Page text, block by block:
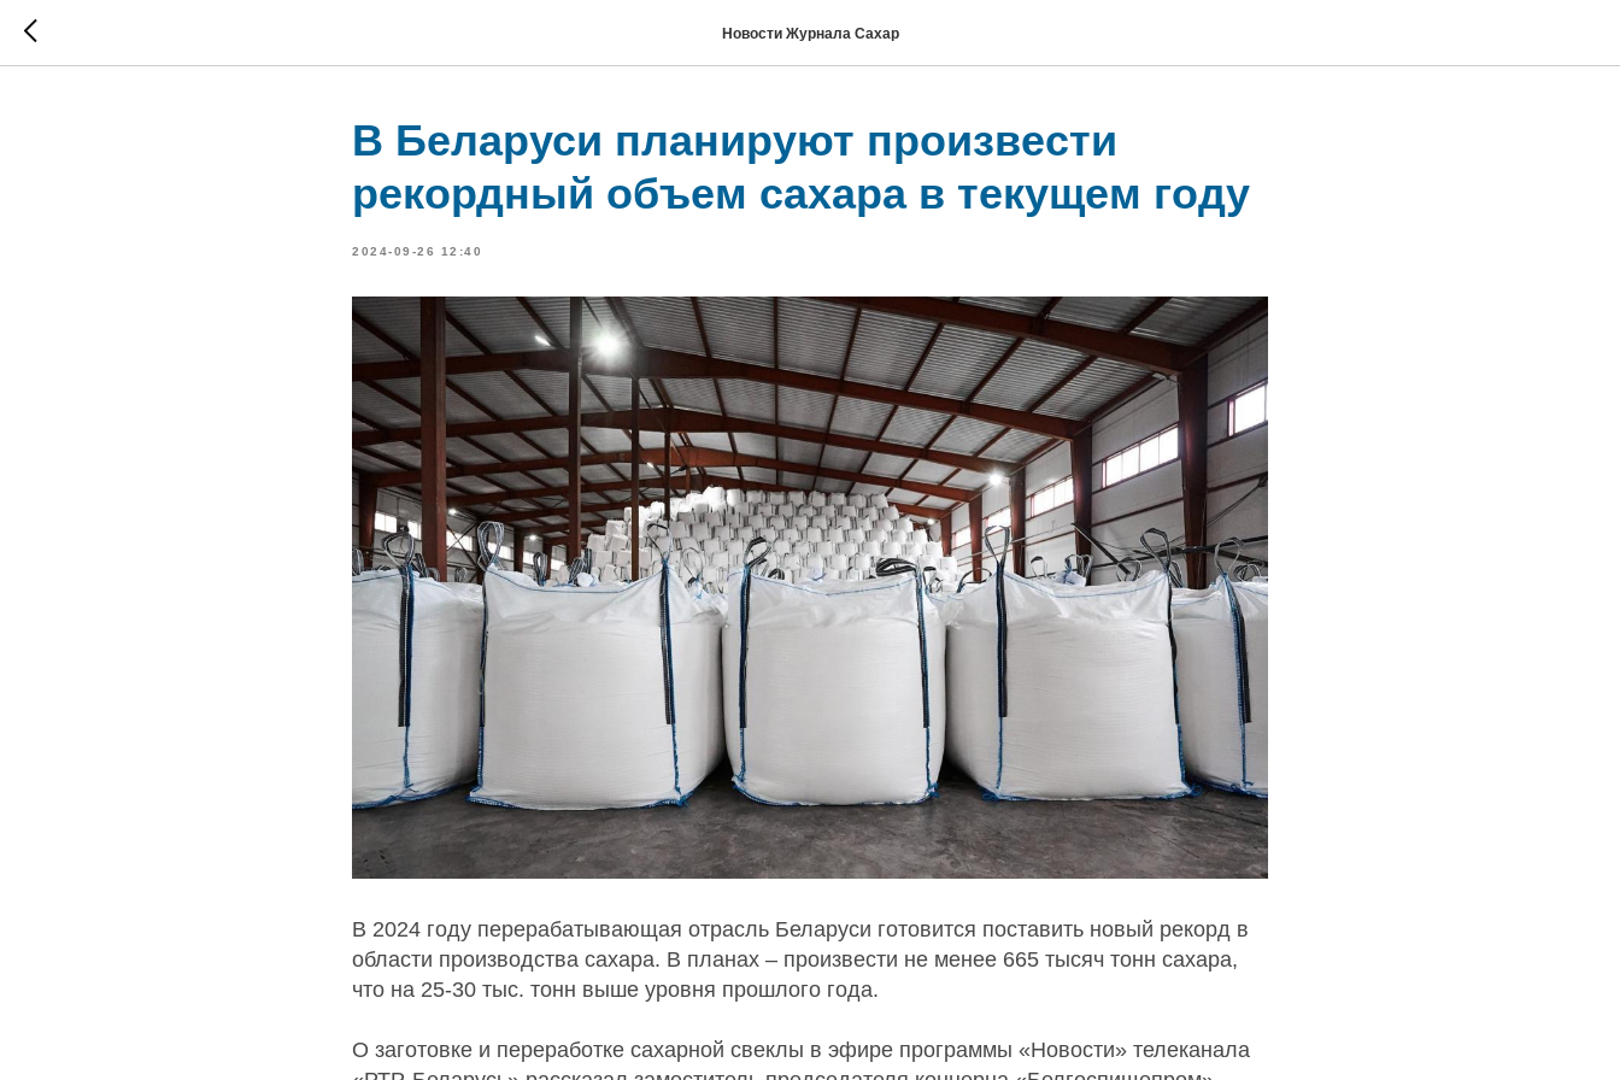
Новости Журнала Сахар
В Беларуси планируют произвести
рекордный объем сахара в текущем году
2024-09-26 12:40
В 2024 году перерабатывающая отрасль Беларуси готовится поставить новый рекорд в
области производства сахара. В планах – произвести не менее 665 тысяч тонн сахара,
что на 25-30 тыс. тонн выше уровня прошлого года.
О заготовке и переработке сахарной свеклы в эфире программы «Новости» телеканала